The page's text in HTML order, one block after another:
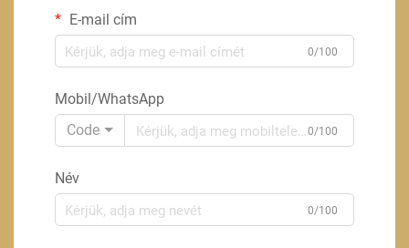
E-mail cím
0/100
Mobil/WhatsApp
Code
0/100
Név
0/100